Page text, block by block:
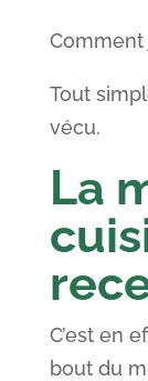
Comment
Tout
vécu.
La
C’est en
bout du